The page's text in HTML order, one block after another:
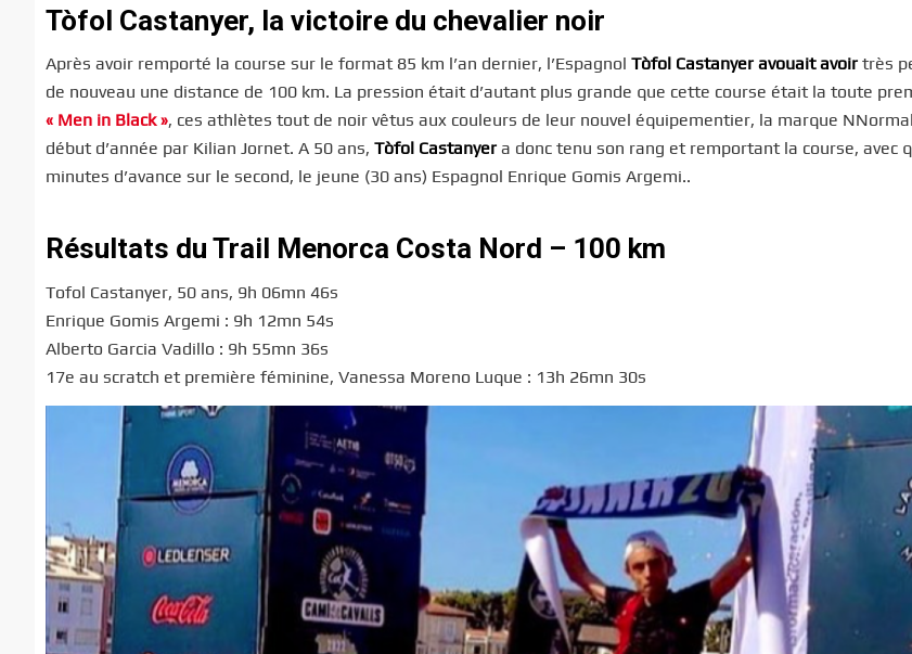
Tòfol Castanyer, la victoire du chevalier noir
Après avoir remporté la course sur le format 85 km l’an dernier, l’Espagnol Tòfol Castanyer avouait avoir très
de nouveau une distance de 100 km. La pression était d’autant plus grande que cette course était la toute
« Men in Black », ces athlètes tout de noir vêtus aux couleurs de leur nouvel équipementier, la marque
début d’année par Kilian Jornet. A 50 ans, Tòfol Castanyer a donc tenu son rang et remportant la course, avec
minutes d’avance sur le second, le jeune (30 ans) Espagnol Enrique Gomis Argemi..
Résultats du Trail Menorca Costa Nord – 100 km
Tofol Castanyer, 50 ans, 9h 06mn 46s
Enrique Gomis Argemi : 9h 12mn 54s
Alberto Garcia Vadillo : 9h 55mn 36s
17e au scratch et première féminine, Vanessa Moreno Luque : 13h 26mn 30s